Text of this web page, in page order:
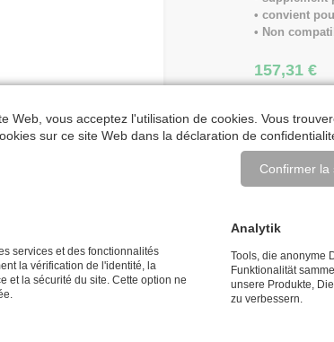
• convient
• Non
157,31 €
Quantité
HS-Code:
Pays d'origine:
Web, vous acceptez l'utilisation de cookies. Vous
sur ce site Web dans la déclaration de
Confirmer la
services et des fonctionnalités
la vérification de l'identité, la
et la sécurité du site. Cette option ne
Analytik
Tools, die anonyme
Funktionalität
unsere Produkte,
zu verbessern.